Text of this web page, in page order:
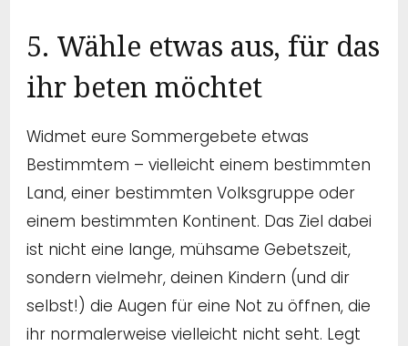
5. Wähle etwas aus, für das
ihr beten möchtet
Widmet eure Sommergebete etwas
Bestimmtem – vielleicht einem bestimmten
Land, einer bestimmten Volksgruppe oder
einem bestimmten Kontinent. Das Ziel dabei
ist nicht eine lange, mühsame Gebetszeit,
sondern vielmehr, deinen Kindern (und dir
selbst!) die Augen für eine Not zu öffnen, die
ihr normalerweise vielleicht nicht seht. Legt